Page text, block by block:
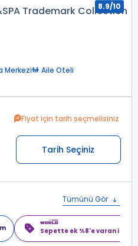
Trademark Collection
8.9/10
Merkezi
Aile Oteli
Fiyat için tarih seçmelisiniz
Tarih Seçiniz
Tümünü Gör
Sepette ek %8'e varan